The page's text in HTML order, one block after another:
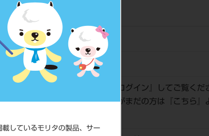
しているモリタの製品、サー
ド 2067602173.5/6
コード 7640156475982
ログイン 』してご覧くだ
ネット会員登録がまだの方は『
こちら